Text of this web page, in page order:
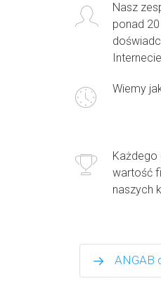
Nasz
ponad
Internecie
Wiemy
Każdego
wartość
naszych
ANGAB